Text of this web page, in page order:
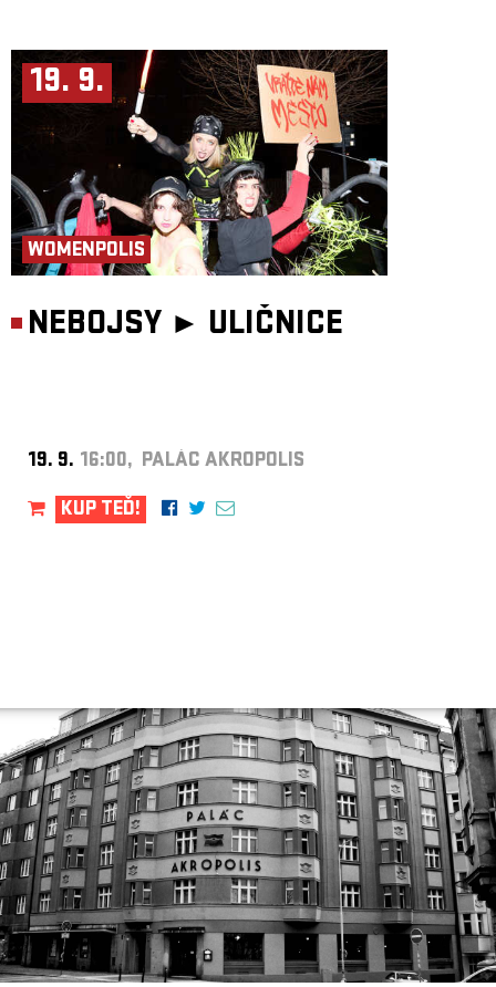
19. 9.
WOMENPOLIS
NEBOJSY ► ULIČNICE
19. 9. 16:00, PALÁC AKROPOLIS
KUP TEĎ!